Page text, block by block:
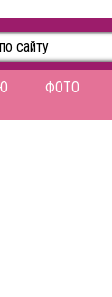
ФОТО